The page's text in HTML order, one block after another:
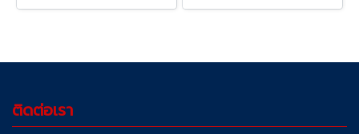
ติดต่อเรา